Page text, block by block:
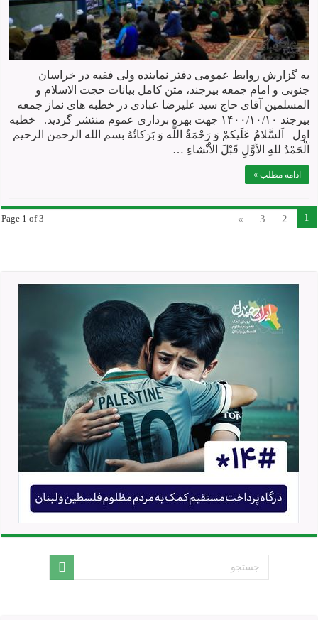
به گزارش روابط عمومی دفتر نماینده ولی فقیه در خراسان
جنوبی و امام جمعه بیرجند، متن کامل بیانات حجت الاسلام و
المسلمین آقای حاج سید علیرضا عبادی در خطبه های نماز جمعه
بیرجند ۱۴۰۰/۱۰/۱۰ جهت بهره برداری عموم منتشر گردید. خطبه
اول اَلسَّلامُ عَلَیکمْ وَ رَحْمَةُ اللَّه وَ بَرَکاتُهُ بسم الله الرحمن الرحیم
اَلْحَمْدُ للهِ الأوَّلِ قَبْلَ الاْنْشاءِ …
ادامه مطلب »
Page 1 of 3 1
2
3
»